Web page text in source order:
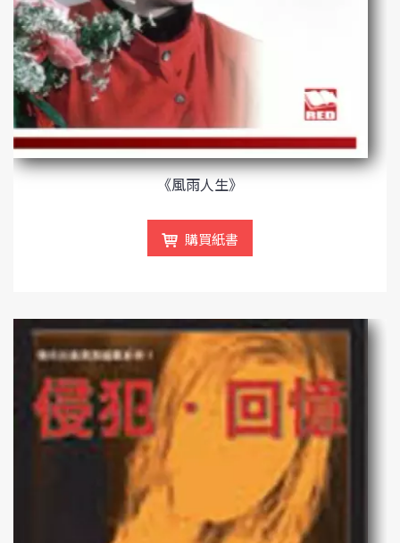
《風雨人生》
購買紙書